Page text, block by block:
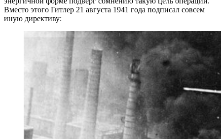
Вместо этого Гитлер 21 августа 1941 года подписал совсем
иную директиву: